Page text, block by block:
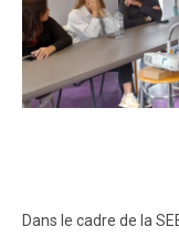
Dans le cadre de la